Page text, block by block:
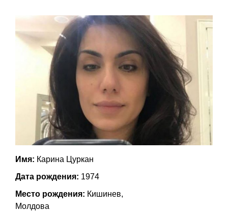
Имя: Карина Цуркан
Дата рождения: 1974
Место рождения: Кишинев,
Молдова